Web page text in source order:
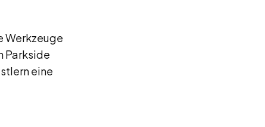
Werkzeuge
Parkside
eine